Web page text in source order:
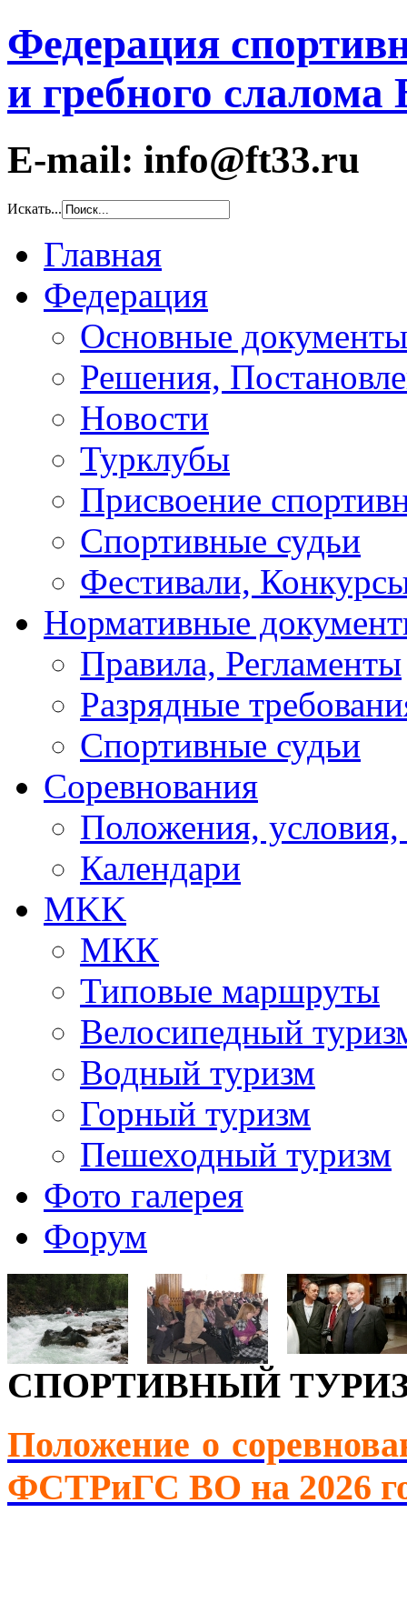
Федерация
и гребного
E-mail: info@ft33.ru
Искать...
Главная
Федерация
Основные документы
Решения,
Новости
Турклубы
Присвоение
Спортивные судьи
Фестивали,
Нормативные
Правила, Регламенты
Разрядные
Спортивные судьи
Соревнования
Положения, условия,
Календари
MKK
МКК
Типовые маршруты
Велосипедный
Водный туризм
Горный туризм
Пешеходный туризм
Фото галерея
Форум
СПОРТИВНЫЙ
Положение о
ФСТРиГС ВО на 2026